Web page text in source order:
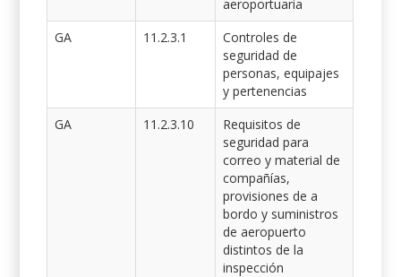
aeroportuaria
GA
11.2.3.1
Controles de
seguridad de
personas, equipajes
y pertenencias
GA
11.2.3.10
Requisitos de
seguridad para
correo y material de
compañías,
provisiones de a
bordo y suministros
de aeropuerto
distintos de la
inspección